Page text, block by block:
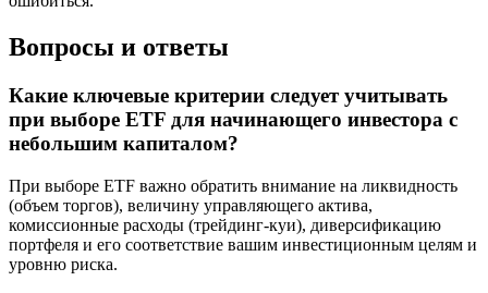
Вопросы и ответы
Какие ключевые критерии следует учитывать
при выборе ETF для начинающего инвестора с
небольшим капиталом?
При выборе ETF важно обратить внимание на ликвидность
(объем торгов), величину управляющего актива,
комиссионные расходы (трейдинг-куи), диверсификацию
портфеля и его соответствие вашим инвестиционным целям и
уровню риска.